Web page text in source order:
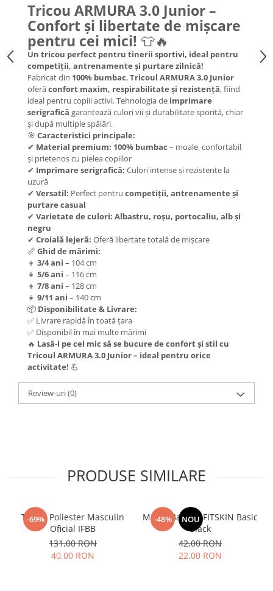
Tricou ARMURA 3.0 Junior –
Confort și libertate de mișcare
pentru cei mici! 👕🔥
Un tricou perfect pentru tinerii sportivi, ideal pentru
competiții, antrenamente și purtare zilnică!
Fabricat din 100% bumbac,Tricoul ARMURA 3.0 Junior
oferăconfort maxim, respirabilitate și rezistență, fiind
ideal pentru copiii activi. Tehnologia de imprimare
serigrafică garantează culori vii și durabilitate sporită, chiar
și după multiple spălări.
🎯 Caracteristici principale:
✔ Material premium: 100% bumbac – moale, confortabil
și prietenos cu pielea copiilor
✔ Imprimare serigrafică: Culori intense și rezistente la
uzură
✔ Versatil: Perfect pentru competiții, antrenamente și
purtare casual
✔ Varietate de culori: Albastru, roșu, portocaliu, alb și
negru
✔ Croială lejeră: Oferă libertate totală de mișcare
📏 Ghid de mărimi:
👦 3/4 ani – 104 cm
👧 5/6 ani – 116 cm
👦 7/8 ani – 128 cm
👧 9/11 ani – 140 cm
📦 Disponibilitate & Livrare:
✅ Livrare rapidă în toată țara
✅ Disponibil în mai multe mărimi
🔥 Lasă-l pe cel mic să se bucure de confort și stil cu
Tricoul ARMURA 3.0 Junior – ideal pentru orice
activitate! 💪
Review-uri(0)
PRODUSE SIMILARE
-69%
Tricou Poliester Masculin
Oficial IFBB
131,00 RON
40,00 RON
-48% NOU
Maiou Barbati FITSKIN Basic
Black
42,00 RON
22,00 RON